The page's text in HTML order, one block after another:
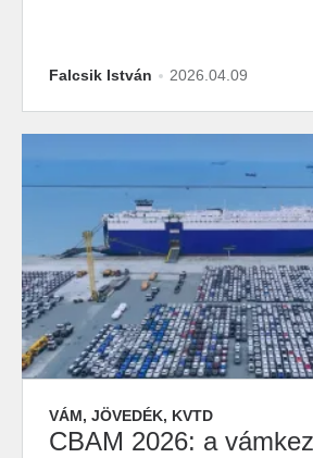
Falcsik István 2026.04.09
VÁM, JÖVEDÉK, KVTD
CBAM 2026: a